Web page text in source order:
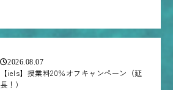
2026.08.07
【iels】授業料20％オフキャンペーン（延
長！）